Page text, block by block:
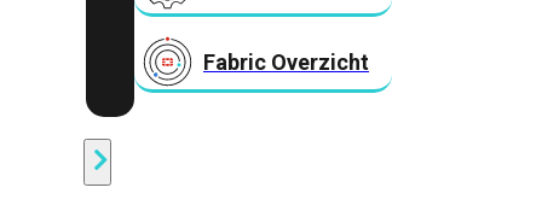
Fabric Overzicht